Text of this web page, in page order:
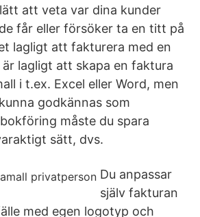
att veta var dina kunder
får eller försöker ta en titt på
lagligt att fakturera med en
lagligt att skapa en faktura
i t.ex. Excel eller Word, men
godkännas som
måste du spara
sätt, dvs.
Du anpassar
själv fakturan
med egen logotyp och